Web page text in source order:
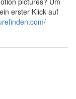
erster Klick auf